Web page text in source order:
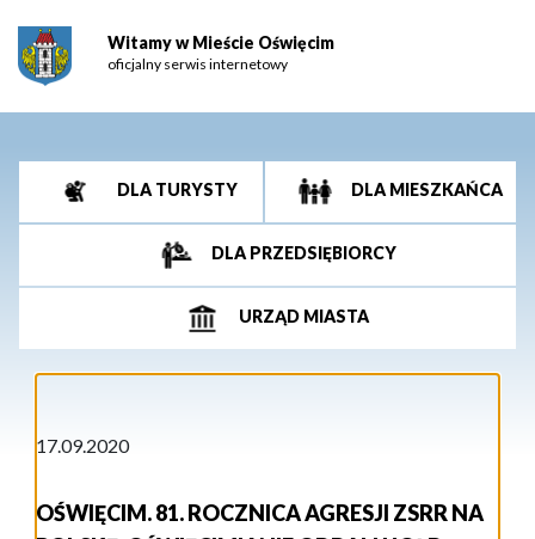
Witamy w Mieście Oświęcim
oficjalny serwis internetowy
DLA TURYSTY DLA MIESZKAŃCA
DLA PRZEDSIĘBIORCY
URZĄD MIASTA
17.09.2020
OŚWIĘCIM. 81. ROCZNICA AGRESJI ZSRR NA